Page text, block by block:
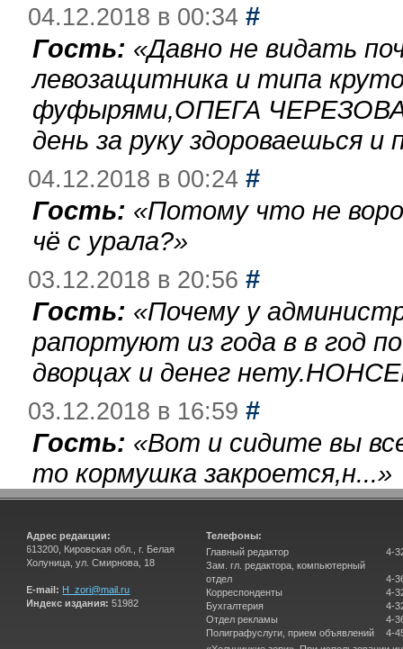
04.12.2018 в 00:34 #
Гость: «Давно не видать
левозащитника и типа
фуфырями,ОПЕГА
день за руку здороваешься
04.12.2018 в 00:24 #
Гость: «Потому что не
чё с урала?»
03.12.2018 в 20:56 #
Гость: «Почему у
рапортуют из года в в год
дворцах и денег
03.12.2018 в 16:59 #
Гость: «Вот и сидите вы
то кормушка закроется,н...»
Адрес редакции:
613200, Кировская обл., г. Белая
Холуница, ул. Смирнова, 18
E-mail: H_zori@mail.ru
Индекс издания: 51982
Телефоны:
Главный редактор
Зам. гл. редактора, компьютерный
отдел
Корреспонденты
Бухгалтерия
Отдел рекламы
Полиграфуслуги, прием объявлений
4-
4-
4-
4-
4-
4-